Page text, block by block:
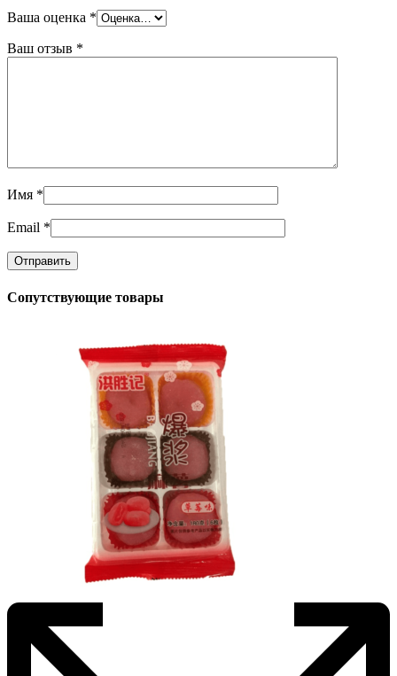
Ваша оценка *
Ваш отзыв *
Имя *
Email *
Сопутствующие товары